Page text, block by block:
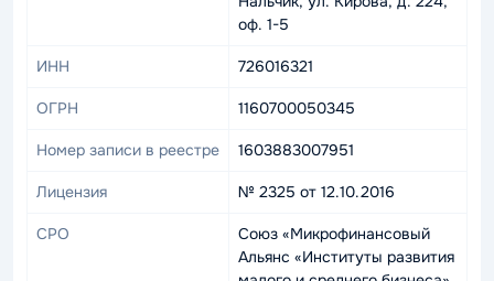
оф. 1-5
ИНН 726016321
ОГРН 1160700050345
Номер записи в реестре 1603883007951
Лицензия № 2325 от 12.10.2016
СРО
Союз «Микрофинансовый
Альянс «Институты развития